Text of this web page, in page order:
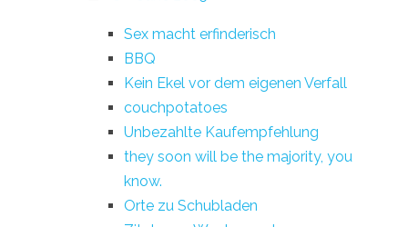
Sex macht erfinderisch
BBQ
Kein Ekel vor dem eigenen Verfall
couchpotatoes
Unbezahlte Kaufempfehlung
they soon will be the majority, you
know.
Orte zu Schubladen